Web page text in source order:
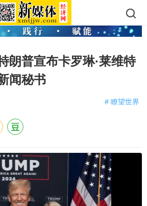
朗普宣布卡罗琳·莱维特
闻秘书
# 瞭望世界